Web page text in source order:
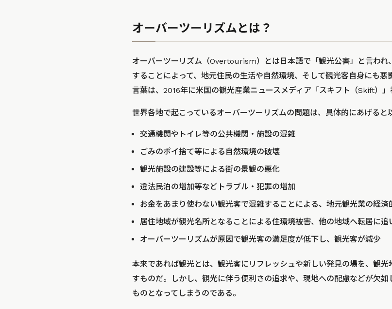
オーバーツーリズムとは？
オーバーツーリズム（Overtourism）とは日本語で「観光公害」と言われ
することによって、地元住民の生活や自然環境、そして観光客自身にも悪
言葉は、2016年に米国の観光産業ニュースメディア「スキフト（Skift）」
世界各地で起こっているオーバーツーリズムの問題は、具体的にあげると
交通機関やトイレ等の公共機関・施設の混雑
ごみのポイ捨て等による自然環境の破壊
観光施設の建設等による街の景観の悪化
違法民泊の増加等などトラブル・犯罪の増加
お金をあまり使わない観光客で混雑することによる、地元観光業の経済
居住地域が観光名所となることによる住環境被害、他の地域へ転居に追
オーバーツーリズムが原因で観光客の満足度が低下し、観光客が減少
本来であれば観光とは、観光客にリフレッシュや新しい発見の場を、観
すものだ。しかし、観光に伴う便利さの追求や、現地への配慮などが欠
ものとなってしまうのである。